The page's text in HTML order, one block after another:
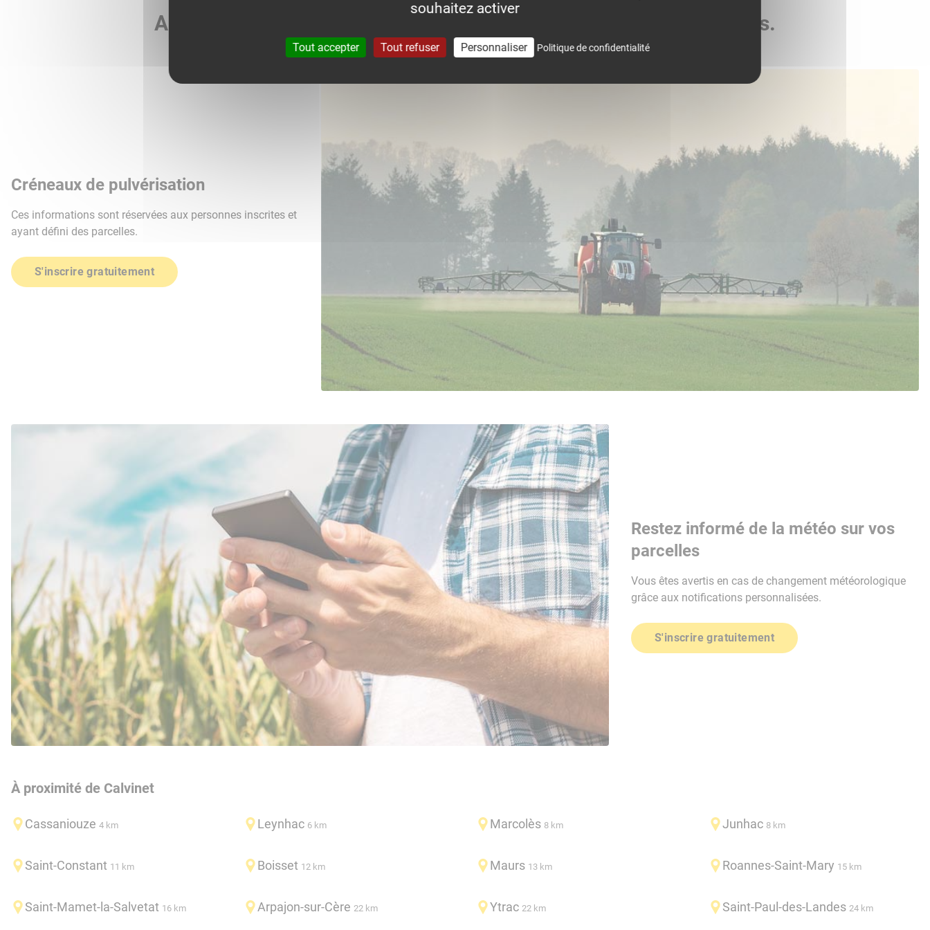
Agri météo vous accompagne dans le suivi météo de vos parcelles.
Créneaux de pulvérisation
Ces informations sont réservées aux personnes inscrites et
ayant défini des parcelles.
S'inscrire gratuitement
Restez informé de la météo sur vos
parcelles
Vous êtes avertis en cas de changement météorologique
grâce aux notifications personnalisées.
S'inscrire gratuitement
À proximité de Calvinet
Cassaniouze 4 km Leynhac 6 km Marcolès 8 km Junhac 8 km
Saint-Constant 11 km Boisset 12 km Maurs 13 km Roannes-Saint-Mary 15 km
Saint-Mamet-la-Salvetat 16 km Arpajon-sur-Cère 22 km Ytrac 22 km Saint-Paul-des-Landes 24 km
souhaitez activer
Tout accepter Tout refuser Personnaliser Politique de confidentialité